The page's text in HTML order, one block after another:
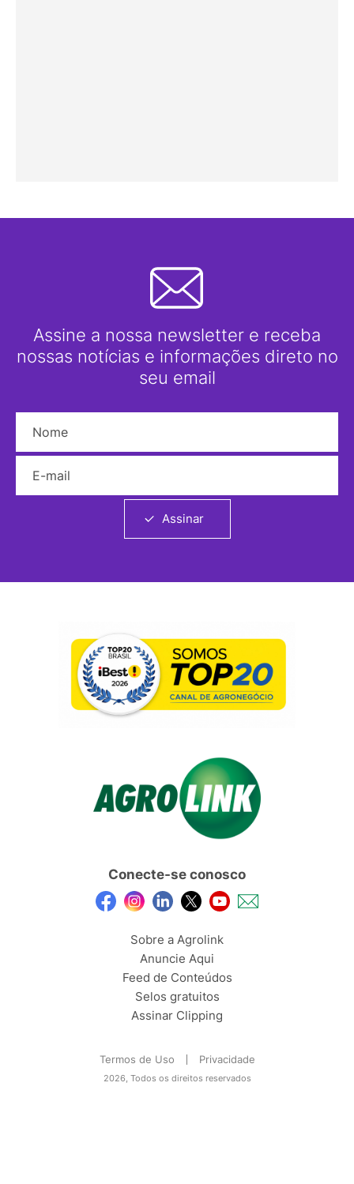
Assine a nossa newsletter e receba
nossas notícias e informações direto no
seu email
Assinar
Conecte-se conosco
Sobre a Agrolink
Anuncie Aqui
Feed de Conteúdos
Selos gratuitos
Assinar Clipping
Termos de Uso Privacidade
2026, Todos os direitos reservados